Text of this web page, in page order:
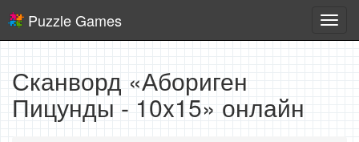
игры
Puzzle Games
Сканворд «Абориген
Пицунды - 10x15» онлайн